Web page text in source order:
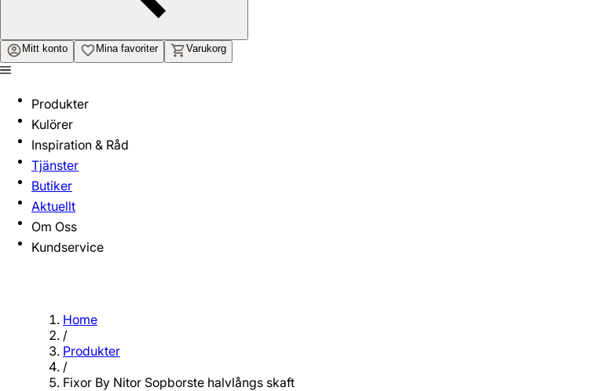
Mitt konto Mina favoriter Varukorg
Produkter
Kulörer
Inspiration & Råd
Tjänster
Butiker
Aktuellt
Om Oss
Kundservice
Home
/
Produkter
/
Fixor By Nitor Sopborste halvlångs skaft